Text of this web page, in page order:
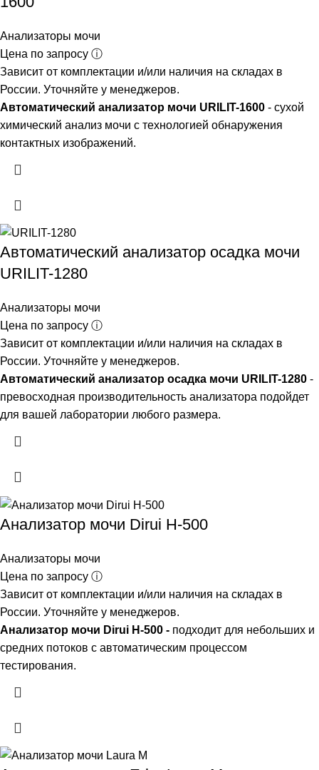
Анализаторы мочи
Цена по запросу ⓘ
Зависит от комплектации и/или наличия на складах в
России. Уточняйте у менеджеров.
Автоматический анализатор мочи URILIT-1600 - сухой
химический анализ мочи с технологией обнаружения
контактных изображений.
Автоматический анализатор осадка мочи
URILIT-1280
Анализаторы мочи
Цена по запросу ⓘ
Зависит от комплектации и/или наличия на складах в
России. Уточняйте у менеджеров.
Автоматический анализатор осадка мочи URILIT-1280 -
превосходная производительность анализатора подойдет
для вашей лаборатории любого размера.
Анализатор мочи Dirui H-500
Анализаторы мочи
Цена по запросу ⓘ
Зависит от комплектации и/или наличия на складах в
России. Уточняйте у менеджеров.
Анализатор мочи Dirui H-500 - подходит для небольших и
средних потоков с автоматическим процессом
тестирования.